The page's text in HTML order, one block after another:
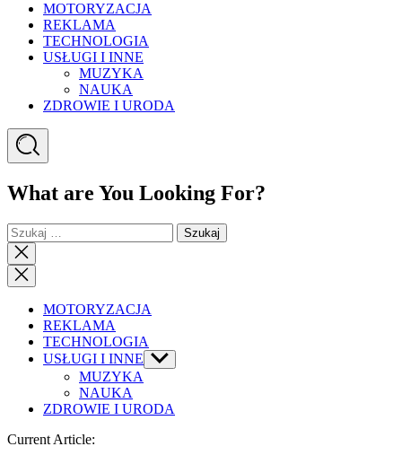
MOTORYZACJA
REKLAMA
TECHNOLOGIA
USŁUGI I INNE
MUZYKA
NAUKA
ZDROWIE I URODA
Search
What are You Looking For?
Szukaj:
Close
search
Close
Menu
MOTORYZACJA
REKLAMA
TECHNOLOGIA
USŁUGI I INNE Show
sub
MUZYKA
NAUKA
ZDROWIE I URODA
Current Article: